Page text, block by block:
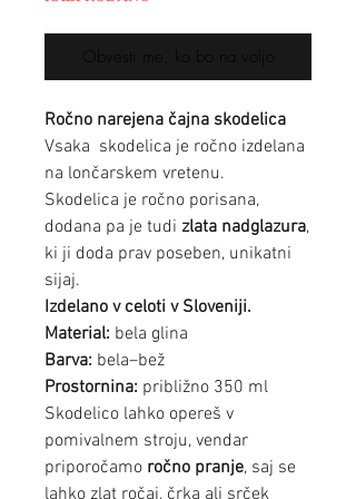
Obvesti me, ko bo na voljo
Ročno narejena čajna skodelica
Vsaka skodelica je ročno izdelana
na lončarskem vretenu.
Skodelica je ročno porisana,
dodana pa je tudi zlata nadglazura,
ki ji doda prav poseben, unikatni
sijaj.
Izdelano v celoti v Sloveniji.
Material: bela glina
Barva: bela–bež
Prostornina: približno 350 ml
Skodelico lahko opereš v
pomivalnem stroju, vendar
priporočamo ročno pranje, saj se
lahko zlat ročaj, črka ali srček